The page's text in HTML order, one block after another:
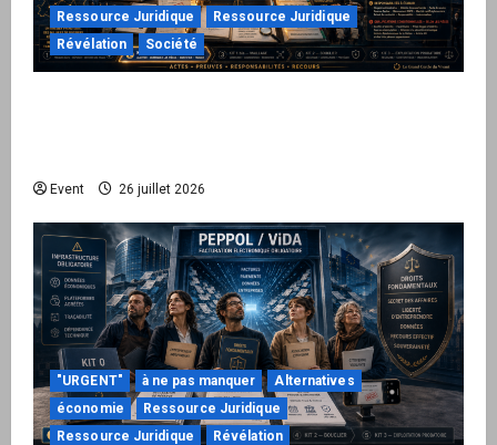
Ressource Juridique
Ressource Juridique
Révélation
Société
Event 26 juillet 2026
"URGENT" à ne pas manquer
Alternatives
économie
Ressource Juridique
Ressource Juridique
Révélation